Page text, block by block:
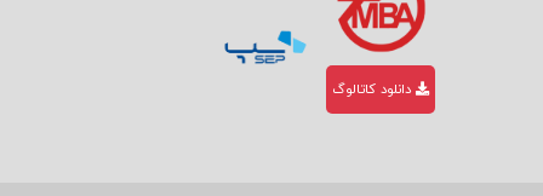
دانلود کاتالوگ